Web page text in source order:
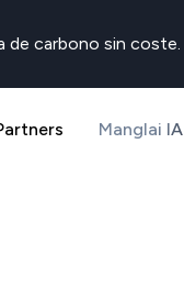
de carbono sin coste.
Manglai IA